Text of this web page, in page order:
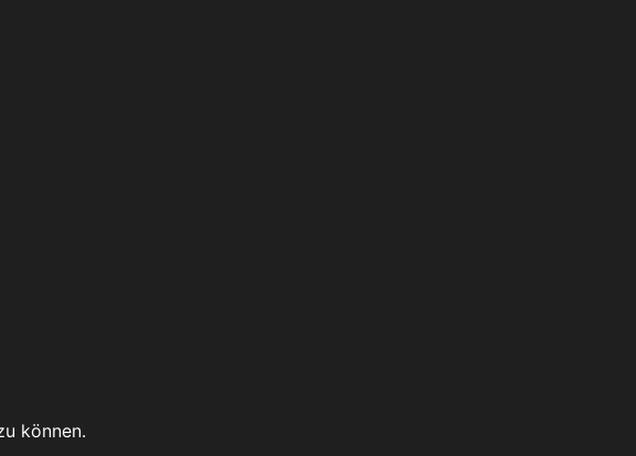
können.